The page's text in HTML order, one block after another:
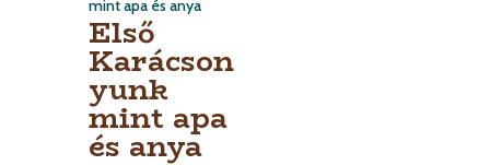
Első
Karácson
yunk
mint apa
és anya